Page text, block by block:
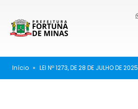
Início » LEI Nº 1273, DE 28 DE JULHO DE 2025